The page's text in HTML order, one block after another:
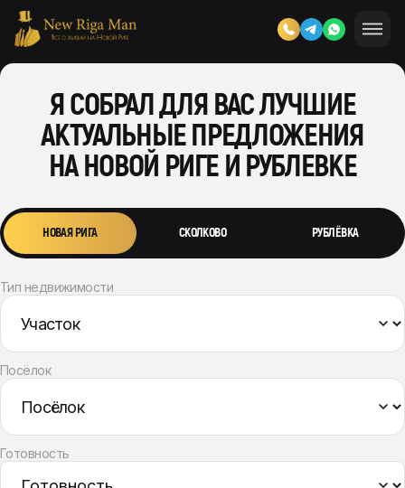
Я СОБРАЛ ДЛЯ ВАС ЛУЧШИЕ
АКТУАЛЬНЫЕ ПРЕДЛОЖЕНИЯ
НА НОВОЙ РИГЕ И РУБЛЕВКЕ
НОВАЯ РИГА СКОЛКОВО РУБЛЁВКА
Тип недвижимости
Посёлок
Готовность